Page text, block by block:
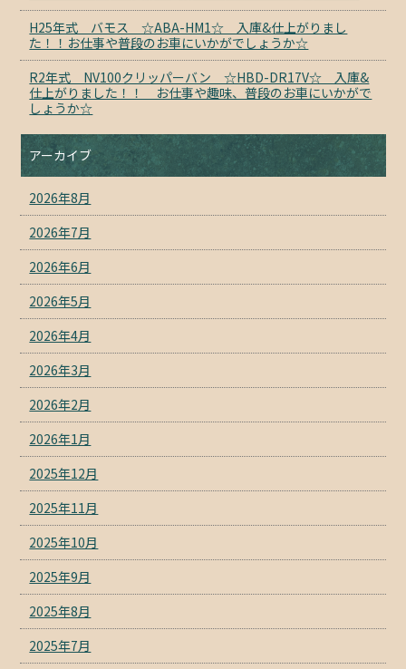
H25年式 バモス ☆ABA-HM1☆ 入庫&仕上がりまし
た！！お仕事や普段のお車にいかがでしょうか☆
R2年式 NV100クリッパーバン ☆HBD-DR17V☆ 入庫&
仕上がりました！！ お仕事や趣味、普段のお車にいかがで
しょうか☆
アーカイブ
2026年8月
2026年7月
2026年6月
2026年5月
2026年4月
2026年3月
2026年2月
2026年1月
2025年12月
2025年11月
2025年10月
2025年9月
2025年8月
2025年7月